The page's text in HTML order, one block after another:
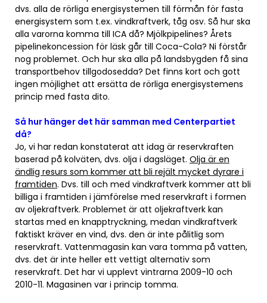
dvs. alla de rörliga energisystemen till förmån för fasta
energisystem som t.ex. vindkraftverk, tåg osv. Så hur ska
alla varorna komma till ICA då? Mjölkpipelines? Årets
pipelinekoncession för läsk går till Coca-Cola? Ni förstår
nog problemet. Och hur ska alla på landsbygden få sina
transportbehov tillgodosedda? Det finns kort och gott
ingen möjlighet att ersätta de rörliga energisystemens
princip med fasta dito.
Så hur hänger det här samman med Centerpartiet
då?
Jo, vi har redan konstaterat att idag är reservkraften
baserad på kolväten, dvs. olja i dagsläget. Olja är en
ändlig resurs som kommer att bli rejält mycket dyrare i
framtiden. Dvs. till och med vindkraftverk kommer att bli
billiga i framtiden i jämförelse med reservkraft i formen
av oljekraftverk. Problemet är att oljekraftverk kan
startas med en knapptryckning, medan vindkraftverk
faktiskt kräver en vind, dvs. den är inte pålitlig som
reservkraft. Vattenmagasin kan vara tomma på vatten,
dvs. det är inte heller ett vettigt alternativ som
reservkraft. Det har vi upplevt vintrarna 2009-10 och
2010-11. Magasinen var i princip tomma.